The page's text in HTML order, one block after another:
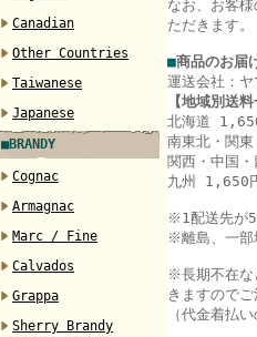
Canadian
Other Countries
Taiwanese
Japanese
■BRANDY
Cognac
Armagnac
Marc / Fine
Calvados
Grappa
Sherry Brandy
なお、お客
ただきます。
■商品のお届
運送会社：
【地域別送料
北海道
南東北・関
関西・中国
九州 1,650
※ 1配送先が
※離島、一部
※長期不在な
きますのでご
（代金着払